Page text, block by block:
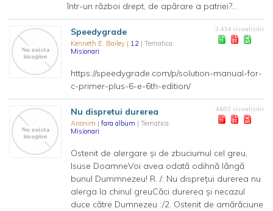
într-un război drept, de apărare a patriei?...
Speedygrade
Kenneth E. Bailey | 12 | Tematica:
Misionari
3.434 vizualizări
https://speedygrade.com/p/solution-manual-for-
c-primer-plus-6-e-6th-edition/
Nu dispretui durerea
Anonim | fara album | Tematica:
Misionari
4.602 vizualizări
Ostenit de alergare şi de zbuciumul cel greu,
Isuse DoamneVoi avea odată odihnă lângă
bunul Dummnezeu! R. /: Nu dispreţui durerea nu
alerga la chinul greuCăci durerea şi necazul
duce către Dumnezeu :/2. Ostenit de amărăciune